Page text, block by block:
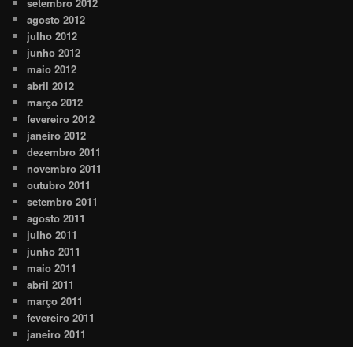
agosto 2012
julho 2012
junho 2012
maio 2012
abril 2012
março 2012
fevereiro 2012
janeiro 2012
dezembro 2011
novembro 2011
outubro 2011
setembro 2011
agosto 2011
julho 2011
junho 2011
maio 2011
abril 2011
março 2011
fevereiro 2011
janeiro 2011